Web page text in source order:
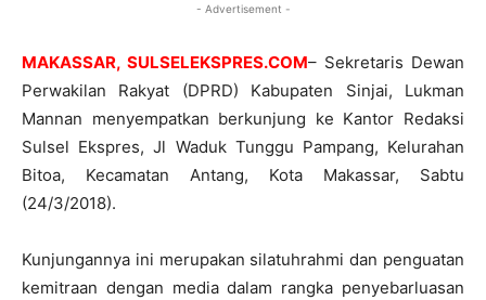
- Advertisement -
MAKASSAR, SULSELEKSPRES.COM– Sekretaris Dewan
Perwakilan Rakyat (DPRD) Kabupaten Sinjai, Lukman
Mannan menyempatkan berkunjung ke Kantor Redaksi
Sulsel Ekspres, Jl Waduk Tunggu Pampang, Kelurahan
Bitoa, Kecamatan Antang, Kota Makassar, Sabtu
(24/3/2018).
Kunjungannya ini merupakan silatuhrahmi dan penguatan
kemitraan dengan media dalam rangka penyebarluasan